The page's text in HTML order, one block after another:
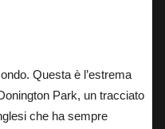
Questa è l’estrema
Park, un tracciato
che ha sempre